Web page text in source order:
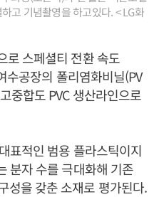
고 기념촬영을 하고있다. < LG화
로 스페셜티 전환 속도
수공장의 폴리염화비닐(PV
중합도 PVC 생산라인으로
표적인 범용 플라스틱이지
분자 수를 극대화해 기존
성을 갖춘 소재로 평가된다.